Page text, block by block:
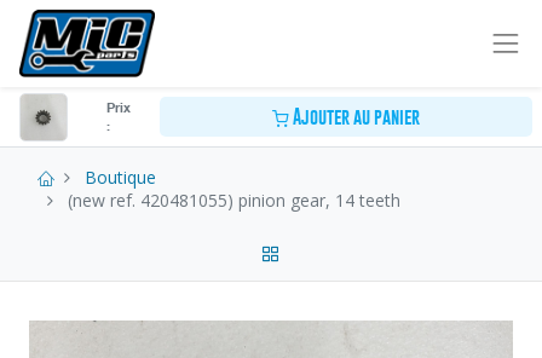
Prix
:
Ajouter au panier
Boutique
(new ref. 420481055) pinion gear, 14 teeth